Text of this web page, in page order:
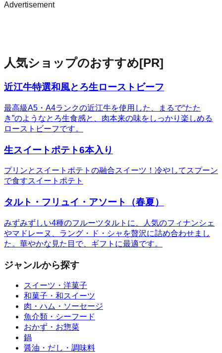
Advertisement
人気ショップのおすすめ[PR]
近江牛特選和風とろ生ローストビーフ
最高級A5・A4ランクの近江牛を使用した、まるで“たた
き”のようなとろ生食感と、肉本来の味をしっかり楽しめる
ローストビーフです。
生スイートポテト6本入り
プリンとスイートポテトの融合スイーツ！冷やしてスプーン
で食すスイートポテト
タルト・フリュイ・アソート（春夏）
みずみずしい4種のフルーツタルトに、人気のフィナンシェ
やマドレーヌ、ラング・ド・シャを贅沢に詰め合わせまし
た。華やかな見た目で、ギフトに最適です。
ジャンルから探す
スイーツ・洋菓子
和菓子・和スイーツ
肉・ハム・ソーセージ
魚介類・シーフード
おかず・お惣菜
鍋
醤油・だし・調味料